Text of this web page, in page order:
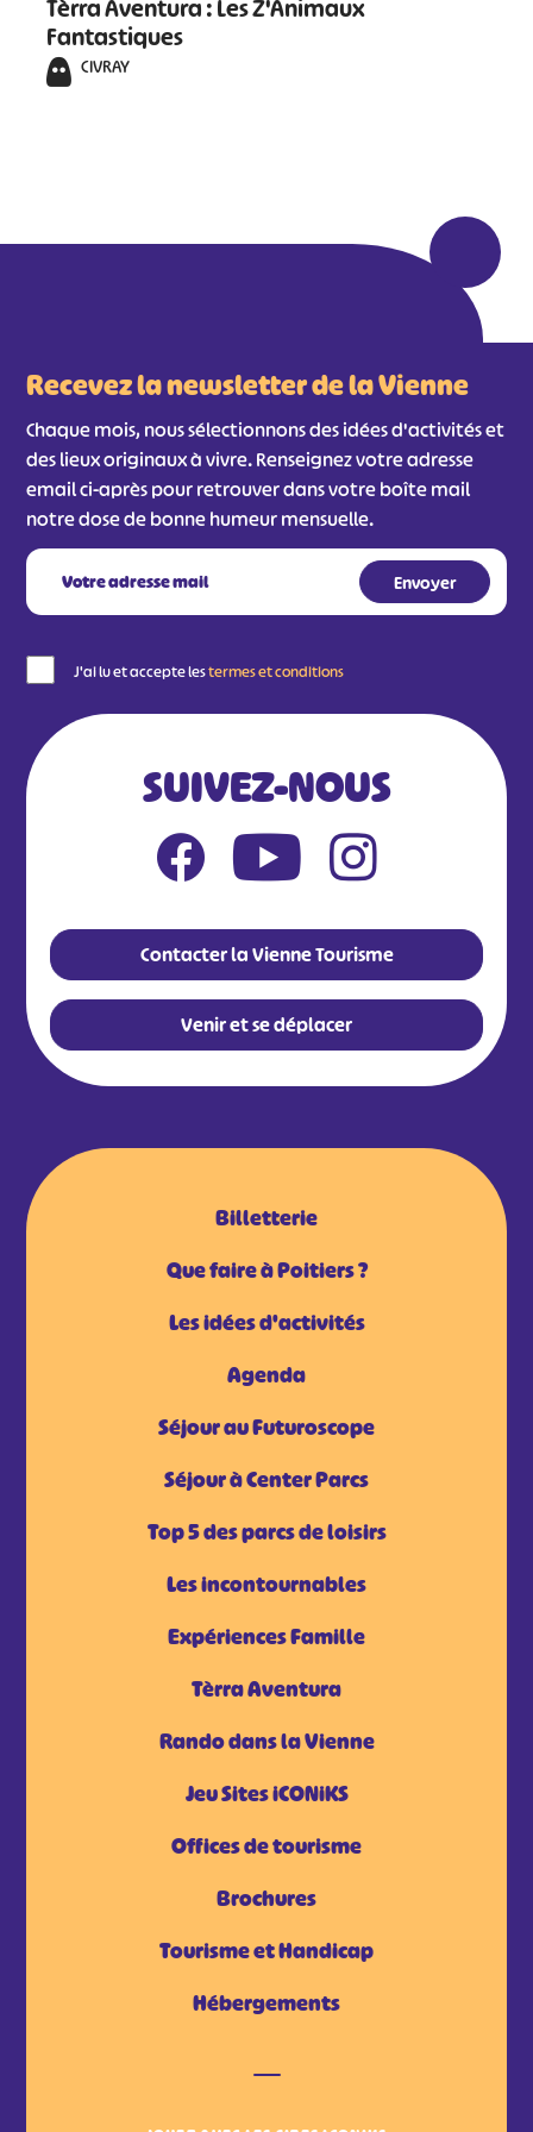
Tèrra Aventura : Les Z'Animaux
Fantastiques
CIVRAY
Recevez la newsletter de la Vienne
Chaque mois, nous sélectionnons des idées d'activités et
des lieux originaux à vivre. Renseignez votre adresse
email ci-après pour retrouver dans votre boîte mail
notre dose de bonne humeur mensuelle.
J'ai lu et accepte lestermes et conditions
SUIVEZ-NOUS
Contacter la Vienne Tourisme
Venir et se déplacer
Billetterie
Que faire à Poitiers ?
Les idées d'activités
Agenda
Séjour au Futuroscope
Séjour à Center Parcs
Top 5 des parcs de loisirs
Les incontournables
Expériences Famille
Tèrra Aventura
Rando dans la Vienne
Jeu Sites iCONiKS
Offices de tourisme
Brochures
Tourisme et Handicap
Hébergements